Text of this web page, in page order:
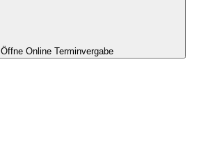
Öffne Online Terminvergabe